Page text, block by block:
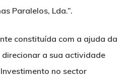
Paralelos, Lda.”.
constituída com a ajuda da
a sua actividade
no sector